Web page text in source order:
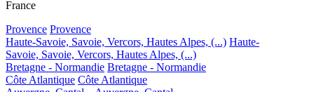
France
Provence Provence
Haute-Savoie, Savoie, Vercors, Hautes Alpes, (...) Haute-
Savoie, Savoie, Vercors, Hautes Alpes, (...)
Bretagne - Normandie Bretagne - Normandie
Côte Atlantique Côte Atlantique